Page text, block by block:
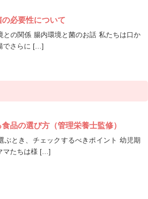
必要性について
の関係 腸内環境と菌のお話 私たちは口か
でさらに […]
品の選び方（管理栄養士監修）
ぶとき、チェックするべきポイント 幼児期
マたちは様 […]